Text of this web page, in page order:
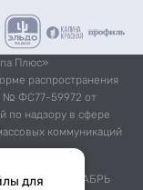
Плюс»
распространения
№ ФС77-59972 от
по надзору в сфере
коммуникаций
ИЮЛЬ - ДЕКАБРЬ
для